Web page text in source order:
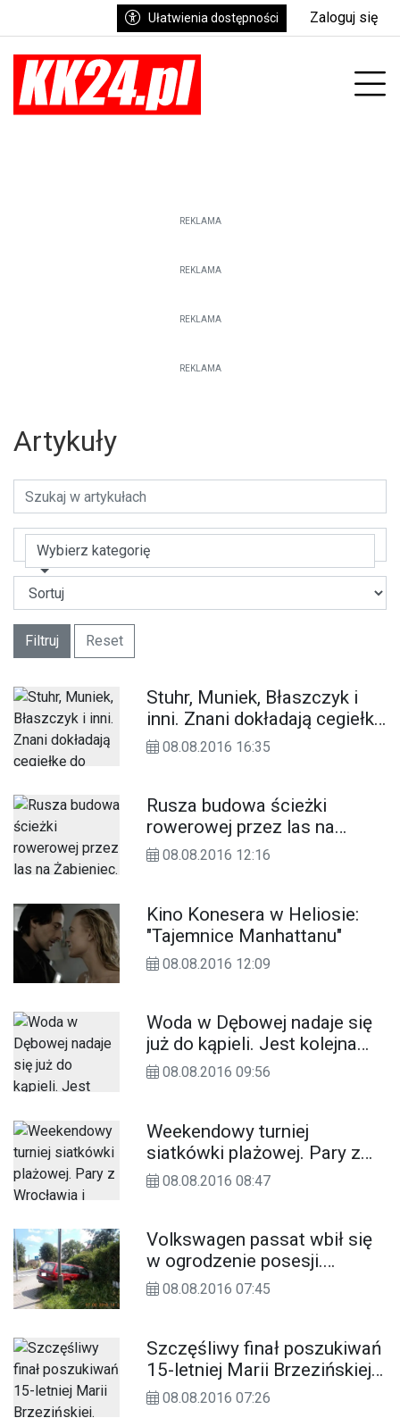
Ułatwienia dostępności Zaloguj się
REKLAMA
REKLAMA
REKLAMA
REKLAMA
Artykuły
Wybierz kategorię
Filtruj Reset
Stuhr, Muniek, Błaszczyk i
inni. Znani dokładają cegiełkę
do leczenia Miłosza
08.08.2016 16:35
Rusza budowa ścieżki
rowerowej przez las na
Żabieniec. Wykonawca
08.08.2016 12:16
Kino Konesera w Heliosie:
"Tajemnice Manhattanu"
08.08.2016 12:09
Woda w Dębowej nadaje się
już do kąpieli. Jest kolejna
analiza bakteriologiczna
08.08.2016 09:56
Weekendowy turniej
siatkówki plażowej. Pary z
Wrocławia i Kędzierzyna-
08.08.2016 08:47
Volkswagen passat wbił się
w ogrodzenie posesji.
Kierowca był pijany
08.08.2016 07:45
Szczęśliwy finał poszukiwań
15-letniej Marii Brzezińskiej.
Dziewczyna wróciła do domu
08.08.2016 07:26